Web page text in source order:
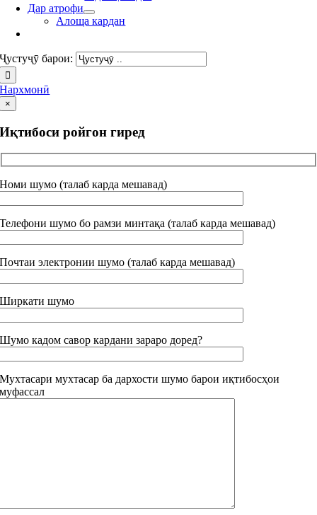
Дар атрофи
Алоща кардан
Ҷустуҷӯ барои:
Нархмонӣ
×
Иқтибоси ройгон гиред
Номи шумо (талаб карда мешавад)
Телефони шумо бо рамзи минтақа (талаб карда мешавад)
Почтаи электронии шумо (талаб карда мешавад)
Ширкати шумо
Шумо кадом савор кардани зараро доред?
Мухтасари мухтасар ба дархости шумо барои иқтибосҳои
муфассал